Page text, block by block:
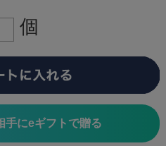
個
手にeギフトで贈る